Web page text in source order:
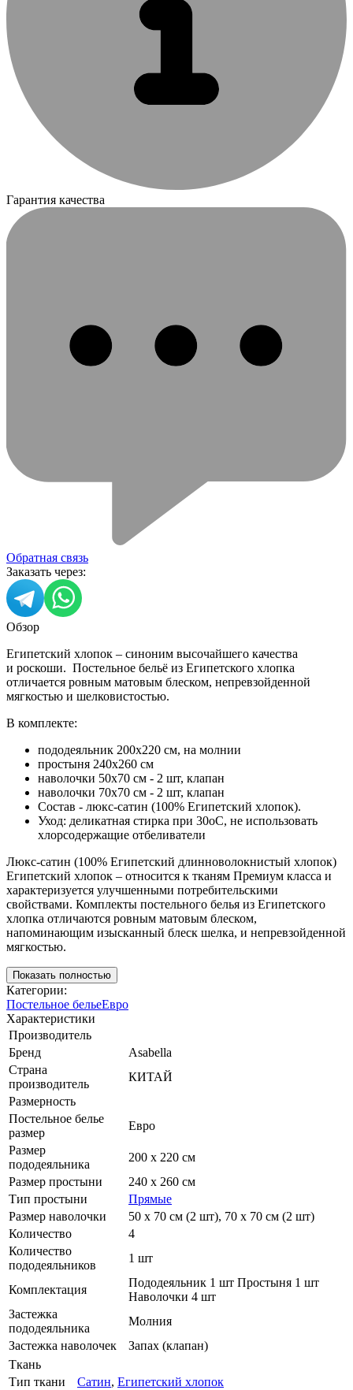
Гарантия качества
Обратная связь
Заказать через:
Обзор
Египетский хлопок – синоним высочайшего качества
и роскоши. Постельное бельё из Египетского хлопка
отличается ровным матовым блеском, непревзойденной
мягкостью и шелковистостью.
В комплекте:
пододеяльник 200х220 см, на молнии
простыня 240х260 см
наволочки 50х70 см - 2 шт, клапан
наволочки 70х70 см - 2 шт, клапан
Состав - люкс-сатин (100% Египетский хлопок).
Уход: деликатная стирка при 30оС, не использовать
хлорсодержащие отбеливатели
Люкс-сатин (100% Египетский длинноволокнистый хлопок)
Египетский хлопок – относится к тканям Премиум класса и
характеризуется улучшенными потребительскими
свойствами. Комплекты постельного белья из Египетского
хлопка отличаются ровным матовым блеском,
напоминающим изысканный блеск шелка, и непревзойденной
мягкостью.
Показать полностью
Категории:
Постельное бельеЕвро
Характеристики
Производитель
Бренд
Asabella
Страна
производитель
КИТАЙ
Размерность
Постельное белье
размер
Евро
Размер
пододеяльника
200 х 220 см
Размер простыни
240 х 260 см
Тип простыни
Прямые
Размер наволочки
50 х 70 см (2 шт), 70 х 70 см (2 шт)
Количество
4
Количество
пододеяльников
1 шт
Комплектация
Пододеяльник 1 шт Простыня 1 шт
Наволочки 4 шт
Застежка
пододеяльника
Молния
Застежка наволочек
Запах (клапан)
Ткань
Тип ткани
Сатин, Египетский хлопок